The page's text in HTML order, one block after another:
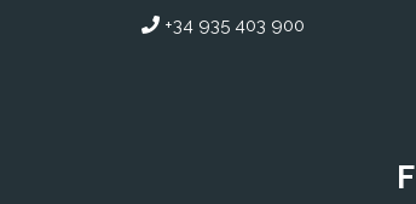
+34 935 403 900